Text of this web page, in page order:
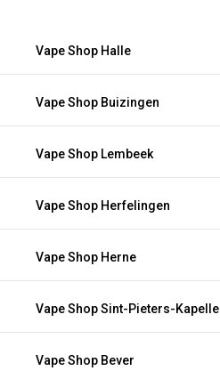
Vape Shop Halle
Vape Shop Buizingen
Vape Shop Lembeek
Vape Shop Herfelingen
Vape Shop Herne
Vape Shop Sint-Pieters-Kapelle
Vape Shop Bever